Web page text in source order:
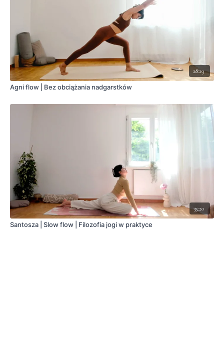
28:29
Agni flow | Bez obciążania nadgarstków
35:20
Santosza | Slow flow | Filozofia jogi w praktyce